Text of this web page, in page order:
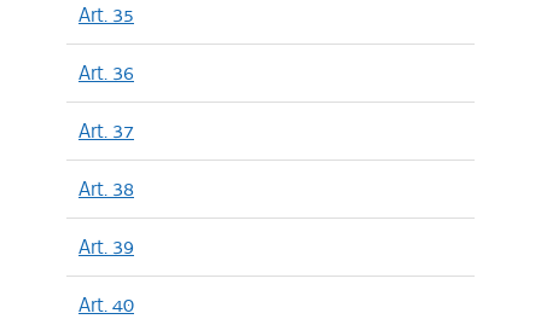
Art. 35
Art. 36
Art. 37
Art. 38
Art. 39
Art. 40